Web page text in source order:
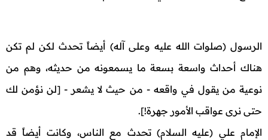
الرسول (صلوات الله عليه وعلى آله) أيضاً تحدث لكن لم تكن
هناك أحداث واسعة بسعة ما يسمعونه من حديثه، وهم من
نوعية من يقول في واقعه - من حيث لا يشعر - [لن نؤمن لك
حتى نرى عواقب الأمور جهرة!].
الإمام علي (عليه السلام) تحدث مع الناس، وكانت أيضاً قد